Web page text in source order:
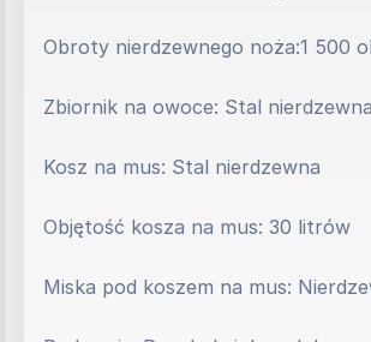
Obroty nierdzewnego noża:1 500
Zbiornik na owoce: Stal nierdzewna
Kosz na mus: Stal nierdzewna
Objętość kosza na mus: 30 litrów
Miska pod koszem na mus: